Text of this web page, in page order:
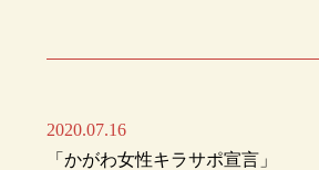
2020.07.16
「かがわ女性キラサポ宣言」